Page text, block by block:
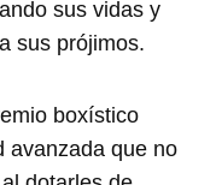
sus vidas y
sus prójimos.
boxístico
avanzada que no